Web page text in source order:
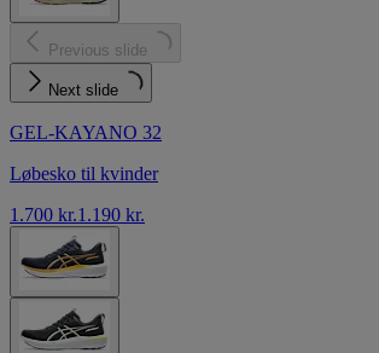
Previous slide
Next slide
GEL-KAYANO 32
Løbesko til kvinder
1.700 kr.1.190 kr.